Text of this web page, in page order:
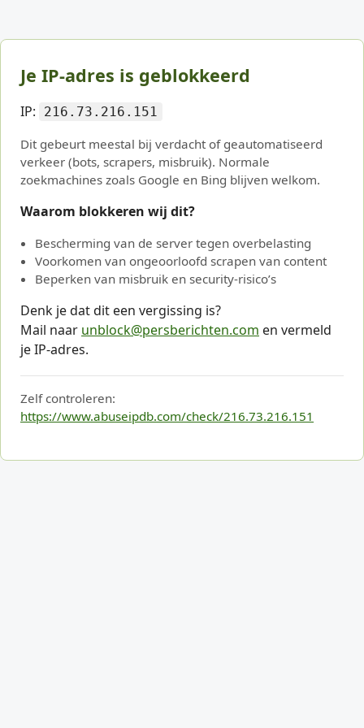
Je IP-adres is geblokkeerd
IP: 216.73.216.151
Dit gebeurt meestal bij verdacht of geautomatiseerd
verkeer (bots, scrapers, misbruik). Normale
zoekmachines zoals Google en Bing blijven welkom.
Waarom blokkeren wij dit?
Bescherming van de server tegen overbelasting
Voorkomen van ongeoorloofd scrapen van content
Beperken van misbruik en security-risico’s
Denk je dat dit een vergissing is?
Mail naar unblock@persberichten.com en vermeld
je IP-adres.
Zelf controleren:
https://www.abuseipdb.com/check/216.73.216.151